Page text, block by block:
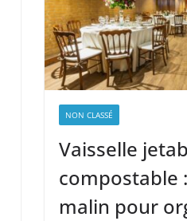
NON CLASSÉ
Vaisselle
compostable
malin pour